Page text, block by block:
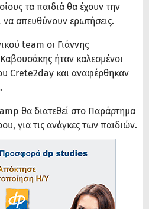
τα παιδιά θα έχουν την
να απευθύνουν ερωτήσεις.
team οι Γιάννης
ήταν καλεσμένοι
Crete2day και αναφέρθηκαν
θα διατεθεί στο Παράρτημα
για τις ανάγκες των παιδιών.